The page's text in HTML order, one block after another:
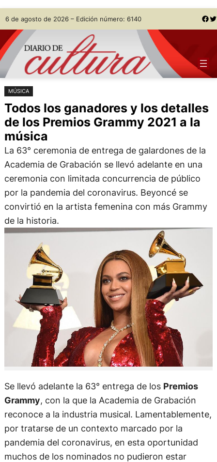
Saltar
al
contenido
Skip
to
content
6 de agosto de 2026 – Edición número: 6140 Facebook Twitter
MÚSICA
Todos los ganadores y los detalles
de los Premios Grammy 2021 a la
música
La 63° ceremonia de entrega de galardones de la
Academia de Grabación se llevó adelante en una
ceremonia con limitada concurrencia de público
por la pandemia del coronavirus. Beyoncé se
convirtió en la artista femenina con más Grammy
de la historia.
Se llevó adelante la 63° entrega de los Premios
Grammy, con la que la Academia de Grabación
reconoce a la industria musical. Lamentablemente,
por tratarse de un contexto marcado por la
pandemia del coronavirus, en esta oportunidad
muchos de los nominados no pudieron estar